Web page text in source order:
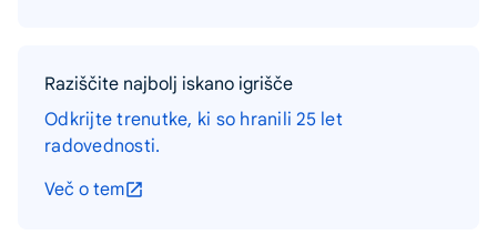
Raziščite najbolj iskano igrišče
Odkrijte trenutke, ki so hranili 25 let
radovednosti.
Več o tem